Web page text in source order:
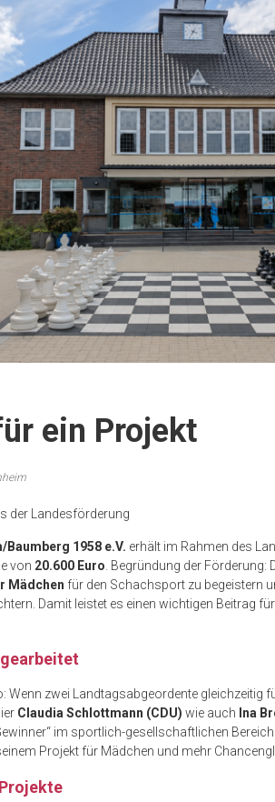
ein Projekt
der Landesförderung
1958 e.V. erhält im Rahmen des
von 20.600 Euro . Begründung der
Mädchen für den Schachsport zu begeistern
Damit leistet es einen wichtigen Beitrag
gearbeitet
Wenn zwei Landtagsabgeordente gleichzeitig
Claudia Schlottmann (CDU) wie auch Ina
im sportlich-gesellschaftlichen
Projekt für Mädchen und mehr